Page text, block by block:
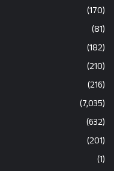
(170)
(81)
(182)
(210)
(216)
(7,035)
(632)
(201)
(1)